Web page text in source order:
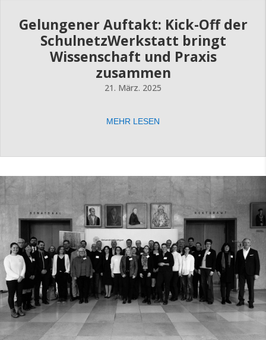
Gelungener Auftakt: Kick-Off der
SchulnetzWerkstatt bringt
Wissenschaft und Praxis
zusammen
21. März. 2025
MEHR LESEN